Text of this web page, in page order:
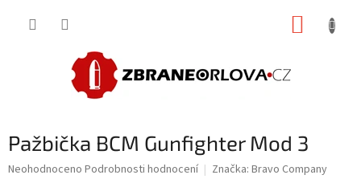
Pažbička BCM Gunfighter Mod 3
Průměrné
Neohodnoceno Podrobnosti hodnocení Značka: Bravo Company